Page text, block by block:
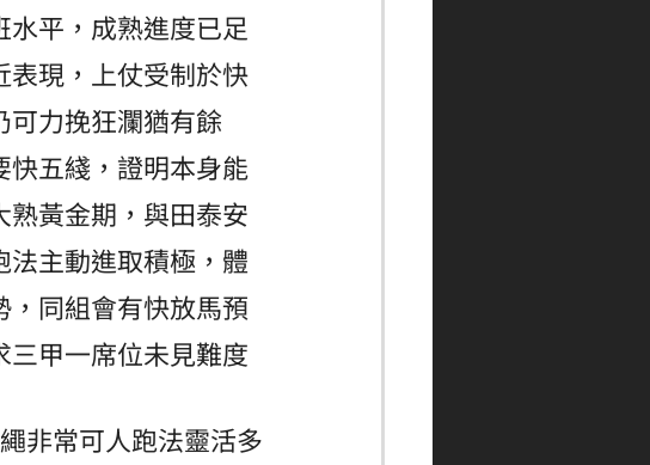
平，成熟進度已足
現，上仗受制於快
力挽狂瀾猶有餘
五綫，證明本身能
黃金期，與田泰安
主動進取積極，體
同組會有快放馬預
甲一席位未見難度
非常可人跑法靈活多